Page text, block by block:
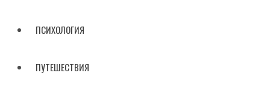
ПСИХОЛОГИЯ
ПУТЕШЕСТВИЯ